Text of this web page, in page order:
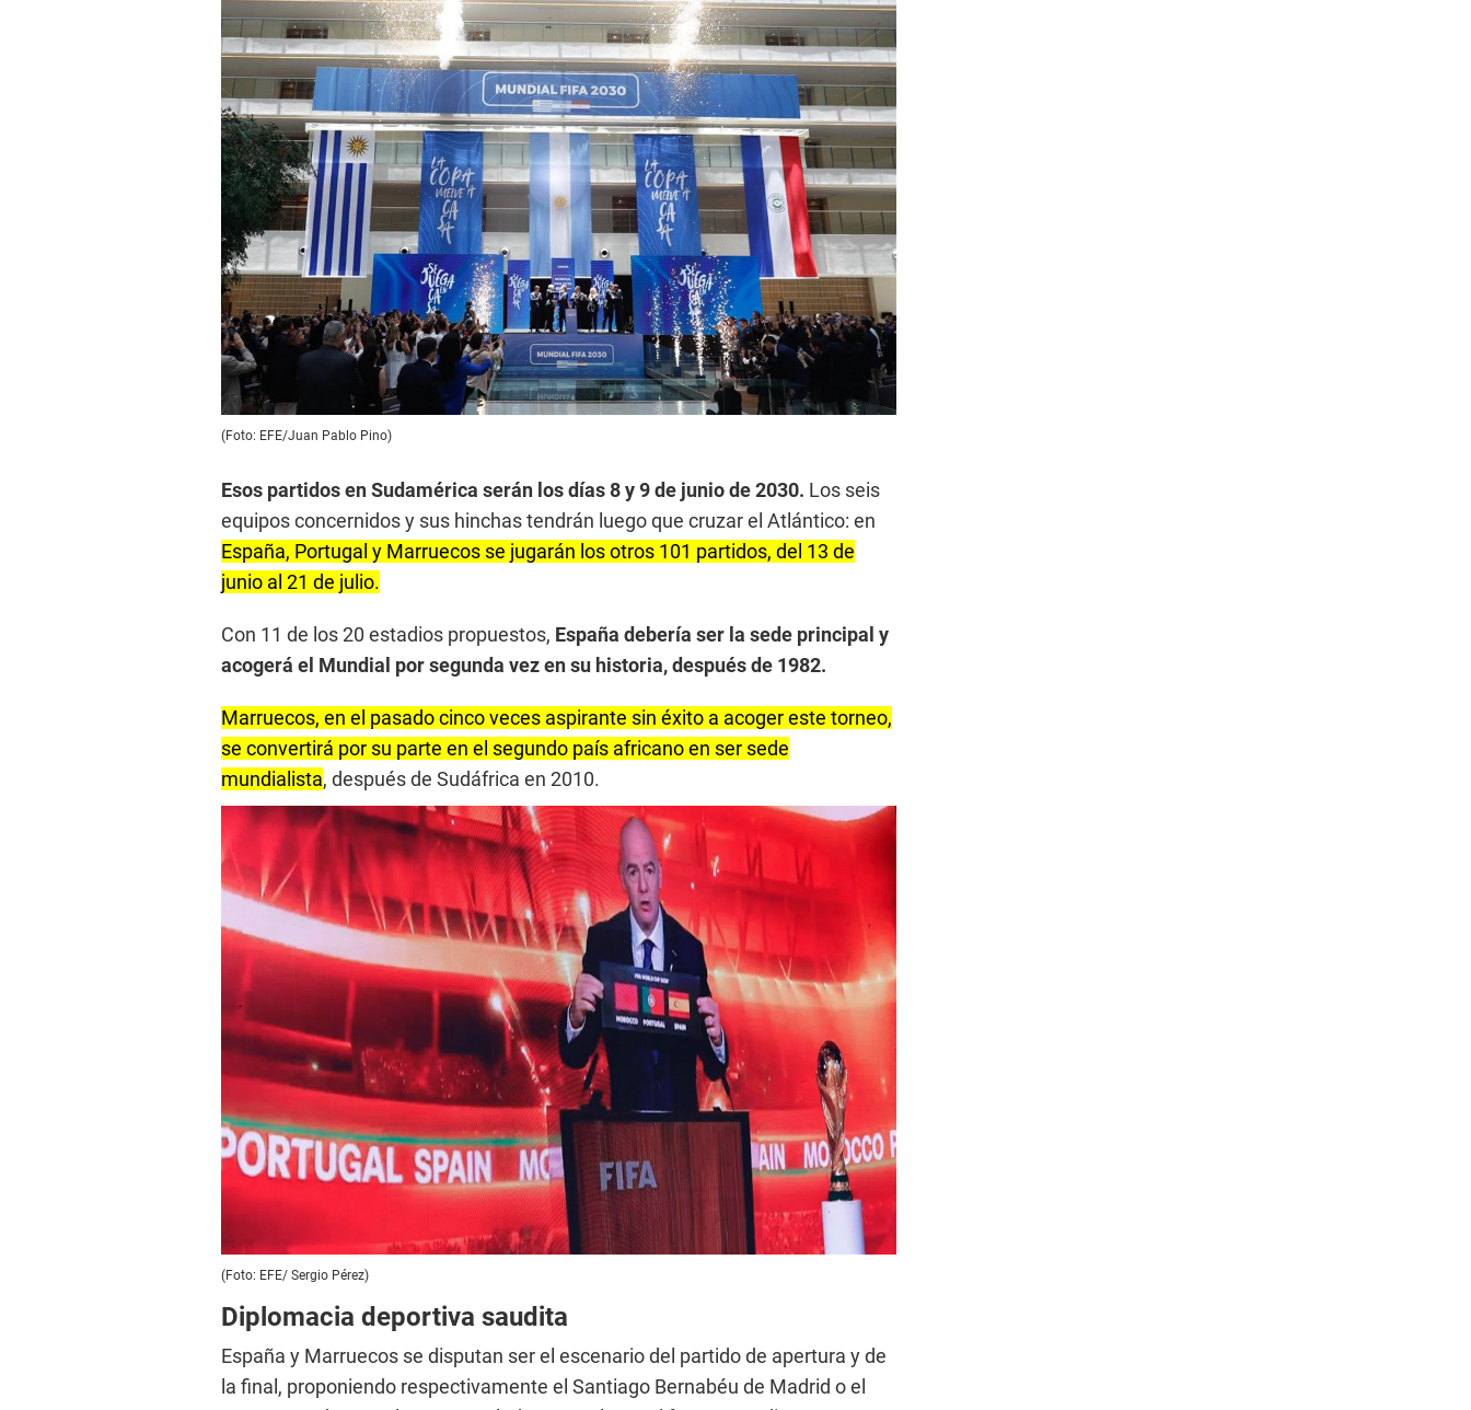
(Foto: EFE/Juan Pablo Pino)
Esos partidos en Sudamérica serán los días 8 y 9 de junio de 2030. Los seis
equipos concernidos y sus hinchas tendrán luego que cruzar el Atlántico: en
España, Portugal y Marruecos se jugarán los otros 101 partidos, del 13 de
junio al 21 de julio.
Con 11 de los 20 estadios propuestos, España debería ser la sede principal y
acogerá el Mundial por segunda vez en su historia, después de 1982.
Marruecos, en el pasado cinco veces aspirante sin éxito a acoger este torneo,
se convertirá por su parte en el segundo país africano en ser sede
mundialista, después de Sudáfrica en 2010.
(Foto: EFE/ Sergio Pérez)
Diplomacia deportiva saudita
España y Marruecos se disputan ser el escenario del partido de apertura y de
la final, proponiendo respectivamente el Santiago Bernabéu de Madrid o el